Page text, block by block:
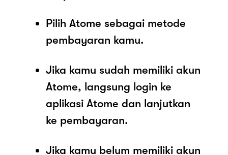
Pilih Atome sebagai metode
pembayaran kamu.
Jika kamu sudah memiliki akun
Atome, langsung login ke
aplikasi Atome dan lanjutkan
ke pembayaran.
Jika kamu belum memiliki akun